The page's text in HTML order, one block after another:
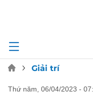
Giải trí
thứ năm, 06/04/2023 -